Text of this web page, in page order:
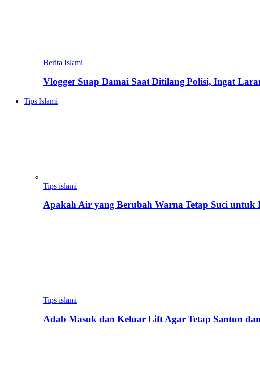
Berita Islami
Vlogger Suap Damai Saat Ditilang Polisi, Ingat
Tips Islami
Tips islami
Apakah Air yang Berubah Warna Tetap Suci untuk
Tips islami
Adab Masuk dan Keluar Lift Agar Tetap Santun